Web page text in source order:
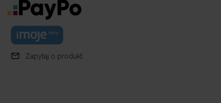
Zapytaj o produkt